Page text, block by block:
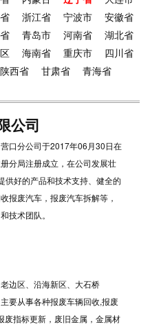
浙江省 宁波市
安徽省
青岛市 河南省
湖北省
海南省 重庆市
四川省
陕西省 甘肃省
青海省
公司
口分公司于2017年06月30日在
分局注册成立，在公司发展壮
供好的产品和技术支持、健全的
报废汽车，报废汽车拆解等，
技术团队。
边区、沿海新区、大石桥
要从事各种报废车辆回收,报废
废指标更新，废旧金属，金属材